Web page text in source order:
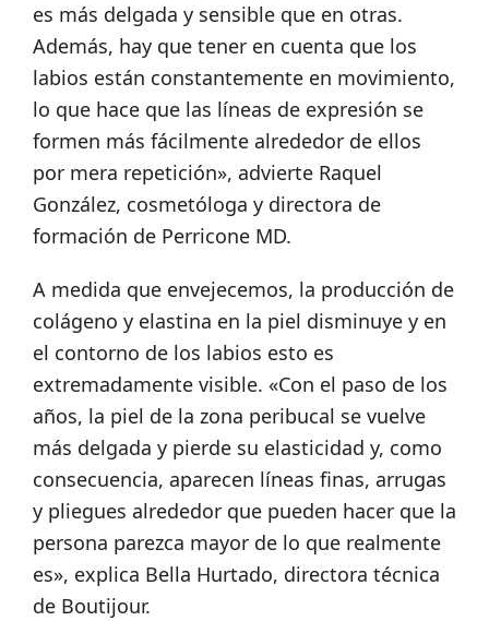
es más delgada y sensible que en otras.
Además, hay que tener en cuenta que los
labios están constantemente en movimiento,
lo que hace que las líneas de expresión se
formen más fácilmente alrededor de ellos
por mera repetición», advierte Raquel
González, cosmetóloga y directora de
formación de Perricone MD.
A medida que envejecemos, la producción de
colágeno y elastina en la piel disminuye y en
el contorno de los labios esto es
extremadamente visible. «Con el paso de los
años, la piel de la zona peribucal se vuelve
más delgada y pierde su elasticidad y, como
consecuencia, aparecen líneas finas, arrugas
y pliegues alrededor que pueden hacer que la
persona parezca mayor de lo que realmente
es», explica Bella Hurtado, directora técnica
de Boutijour.